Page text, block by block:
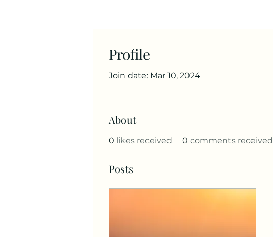
Profile
Join date: Mar 10, 2024
About
0 likes received 0 comments received
Posts